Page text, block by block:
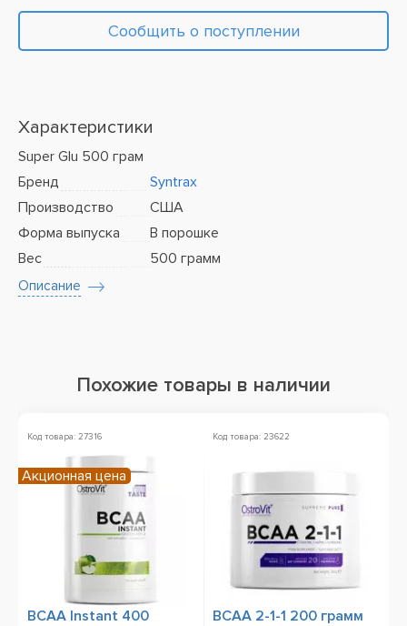
Сообщить о поступлении
Характеристики
Super Glu 500 грам
Бренд
Syntrax
Производство
США
Форма выпуска
В порошке
Вес
500 грамм
Описание
Похожие товары в наличии
Код товара: 27316
BCAA Instant 400
Акционная цена
Код товара: 23622
BCAA 2-1-1 200 грамм